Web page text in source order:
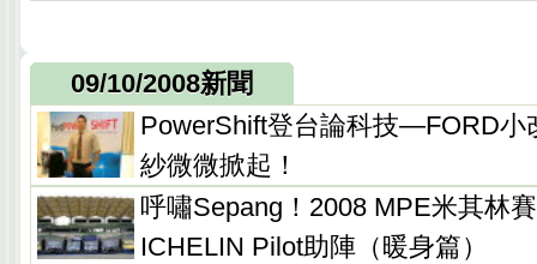
09/10/2008新聞
PowerShift登台論科技—FORD小
紗微微掀起！
呼嘯Sepang！2008 MPE米其林
ICHELIN Pilot助陣（暖身篇）